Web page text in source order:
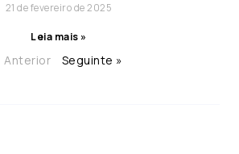
21 de fevereiro de 2025
Leia mais »
Anterior Seguinte »